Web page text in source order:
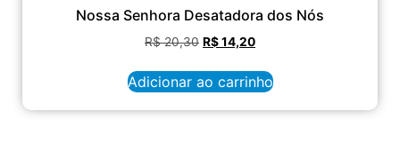
Nossa Senhora Desatadora dos Nós
R$20,30 R$14,20
Adicionar ao carrinho